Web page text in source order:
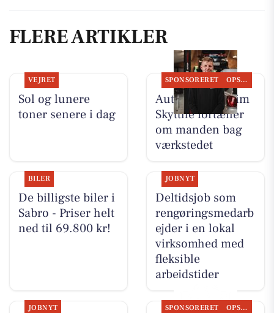
FLERE ARTIKLER
VEJRET
Sol og lunere
toner senere i dag
SPONSORERET OPSLAGSTAVLEN
Autotekniker Kim
Skytthe fortæller
om manden bag
værkstedet
BILER
De billigste biler i
Sabro - Priser helt
ned til 69.800 kr!
JOBNYT
Deltidsjob som
rengøringsmedarb
ejder i en lokal
virksomhed med
fleksible
arbejdstider
JOBNYT SPONSORERET OPSLAGSTAVLEN